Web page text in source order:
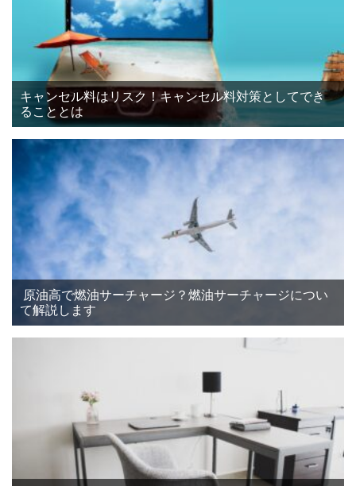
キャンセル料はリスク！キャンセル料対策としてでき
ることとは
原油高で燃油サーチャージ？燃油サーチャージについ
て解説します